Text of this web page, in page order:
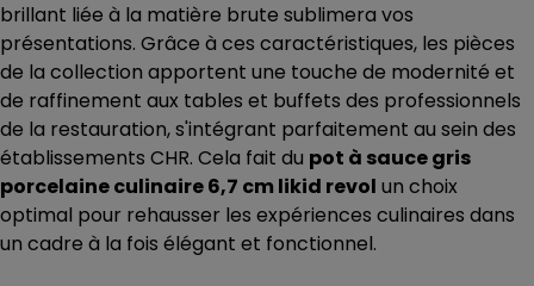
brillant liée à la matière brute sublimera vos
présentations. Grâce à ces caractéristiques, les pièces
de la collection apportent une touche de modernité et
de raffinement aux tables et buffets des professionnels
de la restauration, s'intégrant parfaitement au sein des
établissements CHR. Cela fait du pot à sauce gris
porcelaine culinaire 6,7 cm likid revol un choix
optimal pour rehausser les expériences culinaires dans
un cadre à la fois élégant et fonctionnel.